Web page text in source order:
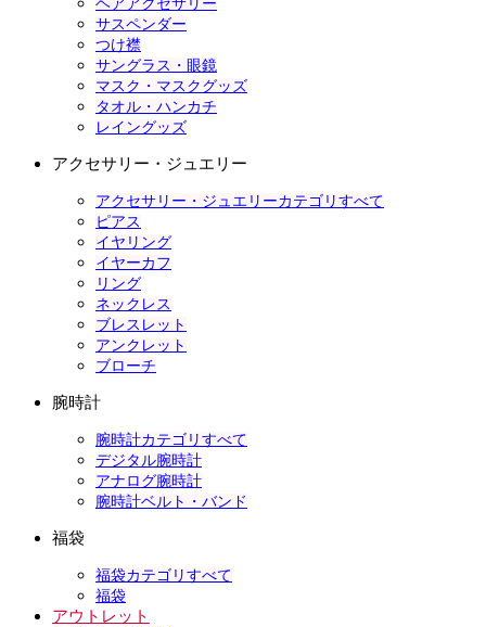
ヘアアクセサリー
サスペンダー
つけ襟
サングラス・眼鏡
マスク・マスクグッズ
タオル・ハンカチ
レイングッズ
アクセサリー・ジュエリー
アクセサリー・ジュエリーカテゴリすべて
ピアス
イヤリング
イヤーカフ
リング
ネックレス
ブレスレット
アンクレット
ブローチ
腕時計
腕時計カテゴリすべて
デジタル腕時計
アナログ腕時計
腕時計ベルト・バンド
福袋
福袋カテゴリすべて
福袋
アウトレット